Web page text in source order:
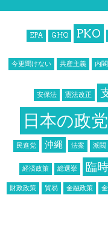
EPA GHQ PKO
今更聞けない 共産主義 内閣
安保法 憲法改正
日本の政党
民進党 沖縄 法案 派閥
経済政策 総選挙 臨
財政政策 貿易 金融政策